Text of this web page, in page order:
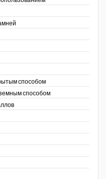
способом
способом
Уголь Кузбасса
Химагрегаты
Coal People Magazine
PWC